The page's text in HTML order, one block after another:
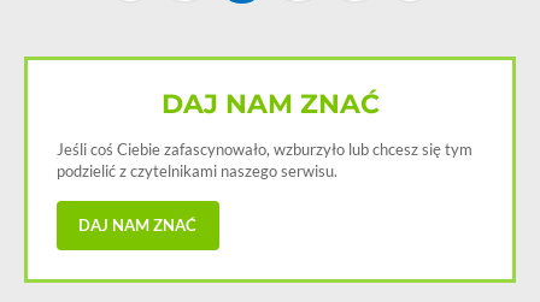
DAJ NAM ZNAĆ
Jeśli coś Ciebie zafascynowało, wzburzyło lub chcesz się tym
podzielić z czytelnikami naszego serwisu.
DAJ NAM ZNAĆ